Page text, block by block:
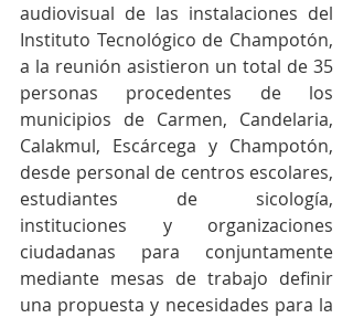
audiovisual de las instalaciones del
Instituto Tecnológico de Champotón,
a la reunión asistieron un total de 35
personas procedentes de los
municipios de Carmen, Candelaria,
Calakmul, Escárcega y Champotón,
desde personal de centros escolares,
estudiantes de sicología,
instituciones y organizaciones
ciudadanas para conjuntamente
mediante mesas de trabajo definir
una propuesta y necesidades para la